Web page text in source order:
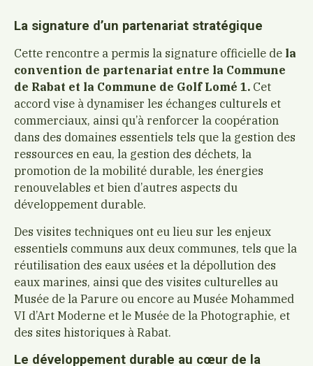
La signature d’un partenariat stratégique
Cette rencontre a permis la signature officielle de la
convention de partenariat entre la Commune
de Rabat et la Commune de Golf Lomé 1. Cet
accord vise à dynamiser les échanges culturels et
commerciaux, ainsi qu’à renforcer la coopération
dans des domaines essentiels tels que la gestion des
ressources en eau, la gestion des déchets, la
promotion de la mobilité durable, les énergies
renouvelables et bien d’autres aspects du
développement durable.
Des visites techniques ont eu lieu sur les enjeux
essentiels communs aux deux communes, tels que la
réutilisation des eaux usées et la dépollution des
eaux marines, ainsi que des visites culturelles au
Musée de la Parure ou encore au Musée Mohammed
VI d’Art Moderne et le Musée de la Photographie, et
des sites historiques à Rabat.
Le développement durable au cœur de la